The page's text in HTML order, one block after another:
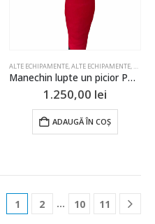
ARTE MARTIALE,ECHIPAMENTE LUPTE,JUDO ,LUPTE
ALTE ECHIPAMENTE,ALTE ECHIPAMENTE, BOX SI
Manechin lupte un picior PTP 170cm
1.250,00 lei
ADAUGĂ ÎN COȘ
1 2 … 10 11